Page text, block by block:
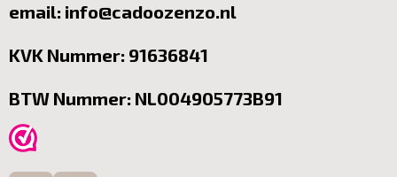
email: info@cadoozenzo.nl
KVK Nummer: 91636841
BTW Nummer: NL004905773B91